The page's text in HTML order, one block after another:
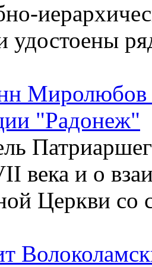
удостоены
Миролюбов
"Радонеж"
века и о
Церкви со